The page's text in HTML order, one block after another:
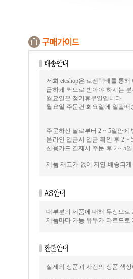
저희 etcshop은 로젠택배를 통해
급하게 퀵으로 받아야 하시는
월요일은 정기휴무일입니다.
월요일 주문건 화요일에 일괄
주문하신 날로부터 2 ~ 5일안에
온라인 입금시 입금 확인 후 2 ~
신용카드 결제시 주문 후 2 ~ 5일
제품 재고가 없어 지연 배송되
대부분의 제품에 대해 무상으로
제품마다 가능 유무가 다르므
실제의 상품과 사진의 상품 색